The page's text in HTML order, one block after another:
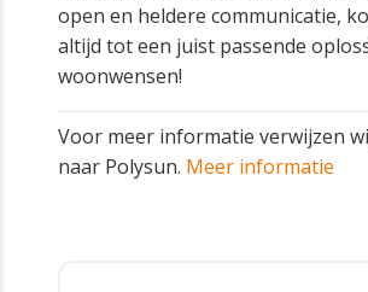
open en heldere communicatie,
altijd tot een juist passende
woonwensen!
Voor meer informatie verwijzen
naar Polysun. Meer informatie